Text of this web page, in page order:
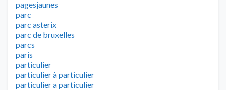
pagesjaunes
parc
parc asterix
parc de bruxelles
parcs
paris
particulier
particulier à particulier
particulier a particulier